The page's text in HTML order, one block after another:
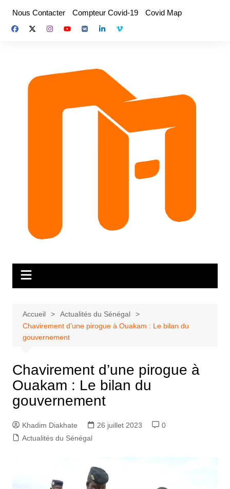
contenu
Nous Contacter Compteur Covid-19 Covid Map
Accueil
Actualités du Sénégal
Chavirement d’une pirogue à Ouakam : Le bilan du
gouvernement
Chavirement d’une pirogue à
Ouakam : Le bilan du
gouvernement
Khadim Diakhate 26 juillet 2023
0
Actualités du Sénégal